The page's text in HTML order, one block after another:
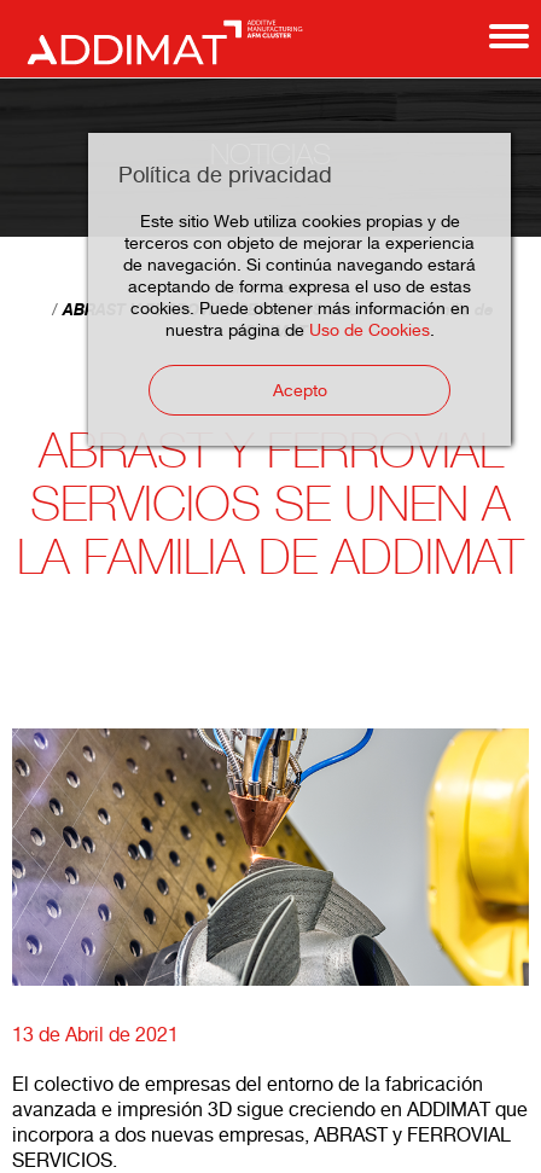
Política de privacidad
Este sitio Web utiliza cookies propias y de
terceros con objeto de mejorar la experiencia
de navegación. Si continúa navegando estará
aceptando de forma expresa el uso de estas
cookies. Puede obtener más información en
nuestra página de Uso de Cookies.
Acepto
Home Noticias
ABRAST Y FERROVIAL SERVICIOS se unen a la familia de
ADDIMAT
ABRAST Y FERROVIAL
SERVICIOS SE UNEN A
LA FAMILIA DE ADDIMAT
13 de Abril de 2021
El colectivo de empresas del entorno de la fabricación
avanzada e impresión 3D sigue creciendo en ADDIMAT que
incorpora a dos nuevas empresas, ABRAST y FERROVIAL
SERVICIOS.